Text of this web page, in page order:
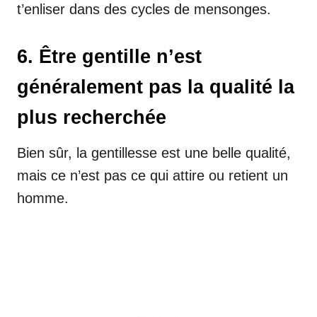
t’enliser dans des cycles de mensonges.
6. Être gentille n’est
généralement pas la qualité la
plus recherchée
Bien sûr, la gentillesse est une belle qualité,
mais ce n’est pas ce qui attire ou retient un
homme.